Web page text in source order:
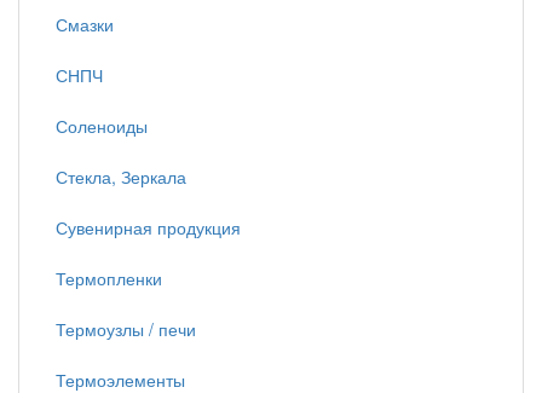
Смазки
СНПЧ
Соленоиды
Стекла, Зеркала
Сувенирная продукция
Термопленки
Термоузлы / печи
Термоэлементы